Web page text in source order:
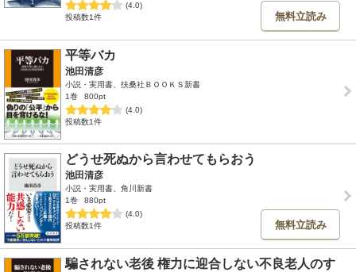
(4.0)
投稿数1件
無料立読み
平等バカ
池田清彦
小説・実用書、扶桑社ＢＯＯＫＳ新書
1巻
800pt
(4.0)
投稿数1件
どうせ死ぬから言わせてもらおう
池田清彦
小説・実用書、角川新書
1巻
880pt
(4.0)
投稿数1件
無料立読み
騙されない老後 権力に迎合しない不良老人のす